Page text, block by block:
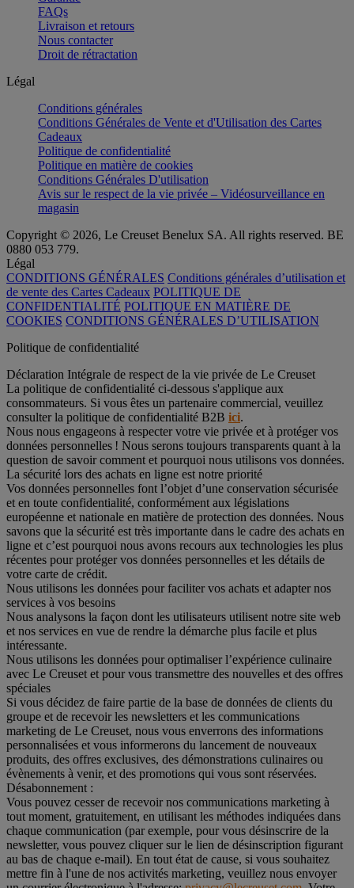
FAQs
Livraison et retours
Nous contacter
Droit de rétractation
Légal
Conditions générales
Conditions Générales de Vente et d'Utilisation des Cartes
Cadeaux
Politique de confidentialité
Politique en matière de cookies
Conditions Générales D'utilisation
Avis sur le respect de la vie privée – Vidéosurveillance en
magasin
Copyright © 2026, Le Creuset Benelux SA. All rights reserved. BE
0880 053 779.
Légal
CONDITIONS GÉNÉRALES Conditions générales d’utilisation et
de vente des Cartes Cadeaux POLITIQUE DE
CONFIDENTIALITÉ POLITIQUE EN MATIÈRE DE
COOKIES CONDITIONS GÉNÉRALES D’UTILISATION
Politique de confidentialité
Déclaration Intégrale de respect de la vie privée de Le Creuset
La politique de confidentialité ci-dessous s'applique aux
consommateurs. Si vous êtes un partenaire commercial, veuillez
consulter la politique de confidentialité B2B ici.
Nous nous engageons à respecter votre vie privée et à protéger vos
données personnelles ! Nous serons toujours transparents quant à la
question de savoir comment et pourquoi nous utilisons vos données.
La sécurité lors des achats en ligne est notre priorité
Vos données personnelles font l’objet d’une conservation sécurisée
et en toute confidentialité, conformément aux législations
européenne et nationale en matière de protection des données. Nous
savons que la sécurité est très importante dans le cadre des achats en
ligne et c’est pourquoi nous avons recours aux technologies les plus
récentes pour protéger vos données personnelles et les détails de
votre carte de crédit.
Nous utilisons les données pour faciliter vos achats et adapter nos
services à vos besoins
Nous analysons la façon dont les utilisateurs utilisent notre site web
et nos services en vue de rendre la démarche plus facile et plus
intéressante.
Nous utilisons les données pour optimaliser l’expérience culinaire
avec Le Creuset et pour vous transmettre des nouvelles et des offres
spéciales
Si vous décidez de faire partie de la base de données de clients du
groupe et de recevoir les newsletters et les communications
marketing de Le Creuset, nous vous enverrons des informations
personnalisées et vous informerons du lancement de nouveaux
produits, des offres exclusives, des démonstrations culinaires ou
évènements à venir, et des promotions qui vous sont réservées.
Désabonnement :
Vous pouvez cesser de recevoir nos communications marketing à
tout moment, gratuitement, en utilisant les méthodes indiquées dans
chaque communication (par exemple, pour vous désinscrire de la
newsletter, vous pouvez cliquer sur le lien de désinscription figurant
au bas de chaque e-mail). En tout état de cause, si vous souhaitez
mettre fin à l'une de nos activités marketing, veuillez nous envoyer